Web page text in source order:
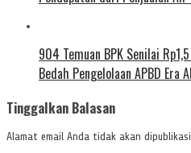
904 Temuan BPK Senilai
Bedah Pengelolaan APBD Era
Tinggalkan Balasan
Alamat email Anda tidak akan